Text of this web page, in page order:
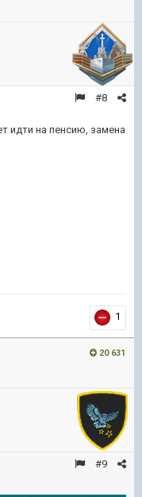
#8
идти на пенсию, замена
1
20 631
#9